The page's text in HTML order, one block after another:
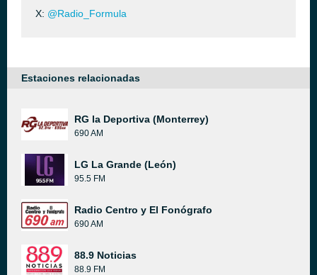
X: @Radio_Formula
Estaciones relacionadas
RG la Deportiva (Monterrey)
690 AM
LG La Grande (León)
95.5 FM
Radio Centro y El Fonógrafo
690 AM
88.9 Noticias
88.9 FM